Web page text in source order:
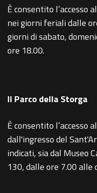
È consentito l’accesso
nei giorni feriali dalle
giorni di sabato,
ore 18.00.
Il Parco della Storga
È consentito l’accesso
dall'ingresso del
indicati, sia dal Museo
130, dalle ore 7.00 alle